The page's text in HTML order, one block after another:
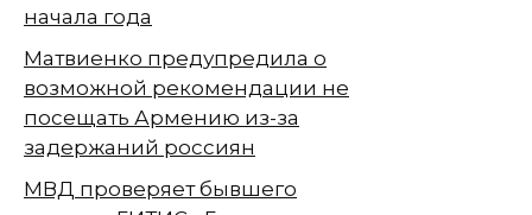
начала года
Матвиенко предупредила о
возможной рекомендации не
посещать Армению из-за
задержаний россиян
МВД проверяет бывшего